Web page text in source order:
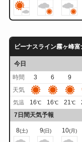
ビーナスライン霧ヶ峰
今日
時間
3 6 9
天気
気温 16℃ 16℃ 21℃
7日間天気予報
8(土) 9(日) 10(月)